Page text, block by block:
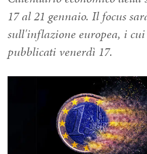
17 al 21 gennaio. Il focus
sull'inflazione europea, i
pubblicati venerdì 17.